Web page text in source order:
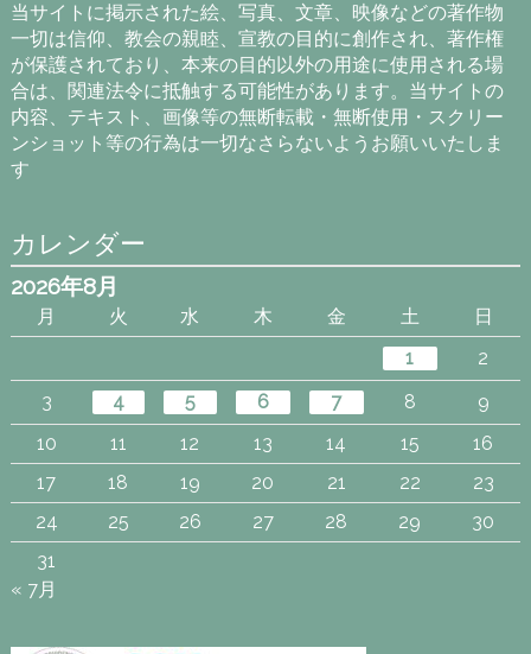
ブ
当サイトに掲示された絵、写真、文章、映像などの著作物
一切は信仰、教会の親睦、宣教の目的に創作され、著作権
が保護されており、本来の目的以外の用途に使用される場
合は、関連法令に抵触する可能性があります。当サイトの
内容、テキスト、画像等の無断転載・無断使用・スクリー
ンショット等の行為は一切なさらないようお願いいたしま
す
カレンダー
2026年8月
月 火 水 木 金 土
日
1
2
3
4 5 6 7 8
9
10
11 12 13 14 15
16
17
18 19 20 21 22
23
24
25 26 27 28 29
30
31
« 7月